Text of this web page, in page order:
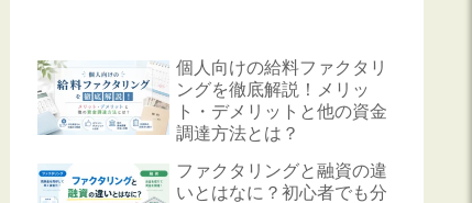
個人向けの給料ファクタリ
ングを徹底解説！メリッ
ト・デメリットと他の資金
調達方法とは？
ファクタリングと融資の違
いとはなに？初心者でも分